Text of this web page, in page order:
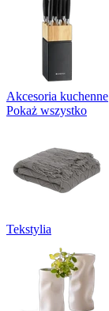
Akcesoria kuchenne
Pokaż wszystko
Tekstylia